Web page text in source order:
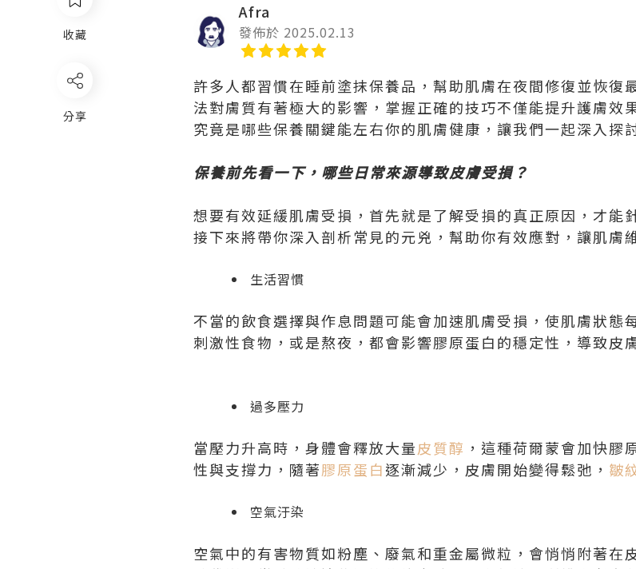
收藏
分享
Afra
發佈於 2025.02.13
許多人都習慣在睡前塗抹保養品，幫助肌膚在夜間修復並恢復
法對膚質有著極大的影響，掌握正確的技巧不僅能提升護膚效
究竟是哪些保養關鍵能左右你的肌膚健康，讓我們一起深入探
保養前先看一下，哪些日常來源導致皮膚受損？
想要有效延緩肌膚受損，首先就是了解受損的真正原因，才能
接下來將帶你深入剖析常見的元兇，幫助你有效應對，讓肌膚
生活習慣
不當的飲食選擇與作息問題可能會加速肌膚受損，使肌膚狀態
刺激性食物，或是熬夜，都會影響膠原蛋白的穩定性，導致皮
過多壓力
當壓力升高時，身體會釋放大量皮質醇 ，這種荷爾蒙會加快膠
性與支撐力，隨著膠原蛋白逐漸減少，皮膚開始變得鬆弛， 皺
空氣汙染
空氣中的有害物質如粉塵、廢氣和重金屬微粒，會悄悄附著在